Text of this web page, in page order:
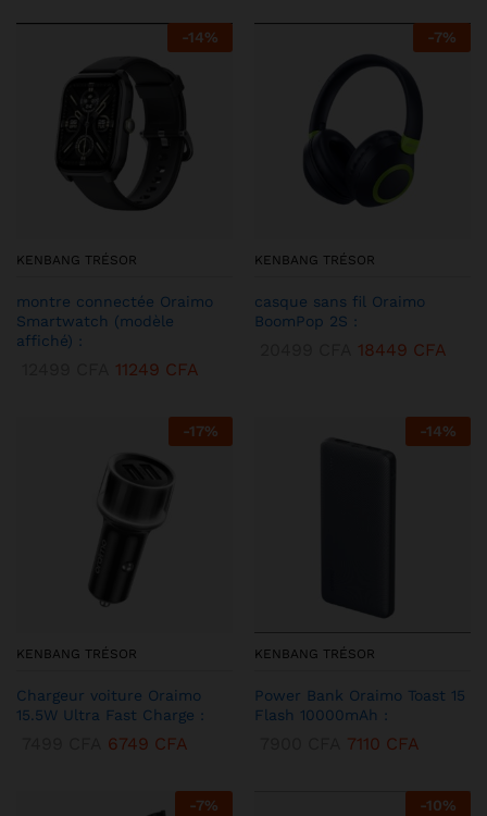
-14%
KENBANG TRÉSOR
montre connectée Oraimo
Smartwatch (modèle
affiché) :
11249 CFA
-7%
KENBANG TRÉSOR
casque sans fil Oraimo
BoomPop 2S :
18449 CFA
-17%
KENBANG TRÉSOR
Chargeur voiture Oraimo
15.5W Ultra Fast Charge :
6749 CFA
-14%
KENBANG TRÉSOR
Power Bank Oraimo Toast 15
Flash 10000mAh :
7110 CFA
-7% -10%